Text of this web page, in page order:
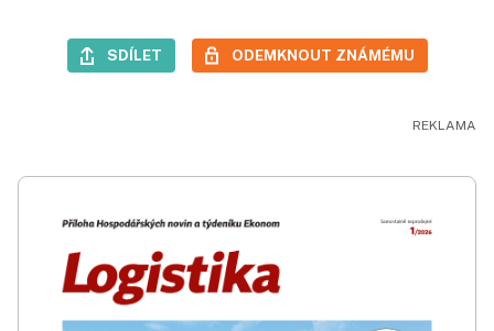
SDÍLET ODEMKNOUT ZNÁMÉMU